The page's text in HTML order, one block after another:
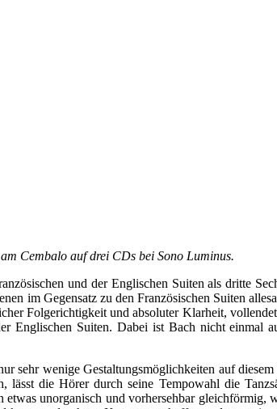
Cembalo auf drei CDs bei Sono Luminus.
und der Englischen Suiten als dritte
im Gegensatz zu den Französischen Suiten
Folgerichtigkeit und absoluter Klarheit,
Englischen Suiten. Dabei ist Bach nicht einmal
wenige Gestaltungsmöglichkeiten auf
die Hörer durch seine Tempowahl die
unorganisch und vorhersehbar gleichförmig,